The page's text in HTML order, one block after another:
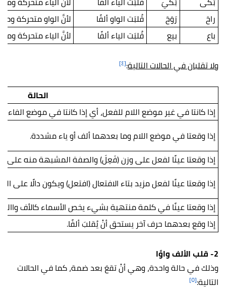
راحَ
رَوَحَ قُلبَت الواو ألفًا
لأنَّ الواو متحركة
باع
بيع قُلبَت الياء ألفًا
لأنَّ الياء متحركة
ولا تقلبان في الحالات التالية:[٤]
الحالة
إذا كانتا في غير موضع اللام للفعل، أي إذا كانتا في موضع الفاء
إذا وقعتا في موضع اللام وما بعدهما ألف أو ياء مشددة.
إذا وقعتا عينًا لفعل على وزن (فَعِلَ) والصفة المشبهة منه على
إذا وقعتا عينًا لفعل مزيد بتاء الافتعال (افتعل) ويكون دالًا على
إذا وقعتا عينًا في كلمة منتهية بشيء يخص الأسماء كالأف
إذا وقع بعدهما حرف آخر يستحق أنْ يُقلبَ ألفًا.
2- قلب الألف واوًا
وذلك في حالة واحدة، وهي أنْ تقعَ بعد ضمة، كما في الحالات
التالية:[٥]